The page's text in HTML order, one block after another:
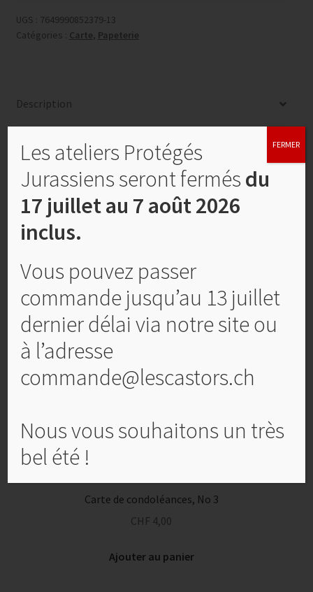
UGS : 7649990852379-13
Catégories : Carte, Papeterie
Description
Informations complémentaires
Description
Carte double, enveloppe et feuillet blanc
Produits similaires
Carte de condoléances, No 3
CHF 4,00
Ajouter au panier
Les ateliers Protégés
Jurassiens seront fermés du
17 juillet au 7 août 2026
inclus.
Vous pouvez passer
commande jusqu’au 13 juillet
dernier délai via notre site ou
à l’adresse
commande@lescastors.ch
Nous vous souhaitons un très
bel été !
FERMER